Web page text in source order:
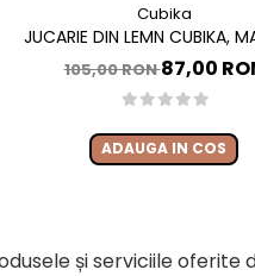
Cubika
JUCARIE DIN LEMN CUBIKA,
MAGNETICA
105,00 RON87,00
ADAUGA IN COS
și serviciile oferite